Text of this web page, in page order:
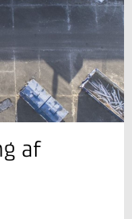
af